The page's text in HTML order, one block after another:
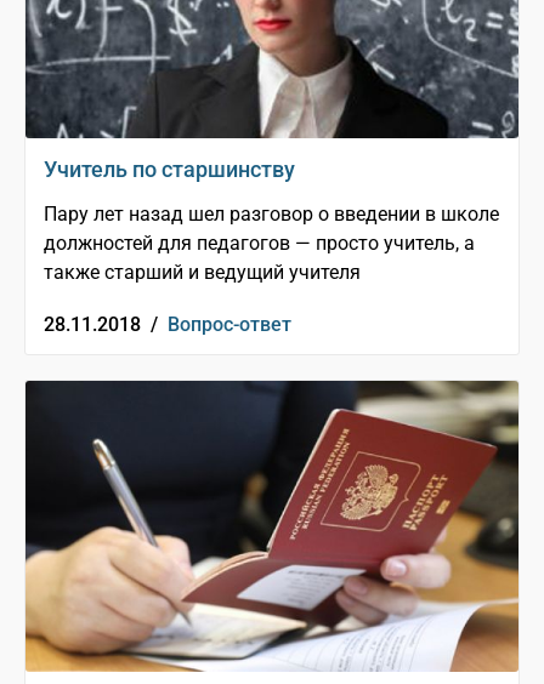
Учитель по старшинству
Пару лет назад шел разговор о введении в школе
должностей для педагогов — просто учитель, а
также старший и ведущий учителя
28.11.2018 / Вопрос-ответ